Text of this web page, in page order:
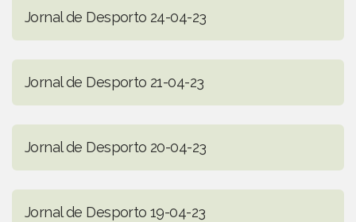
Jornal de Desporto 24-04-23
Jornal de Desporto 21-04-23
Jornal de Desporto 20-04-23
Jornal de Desporto 19-04-23